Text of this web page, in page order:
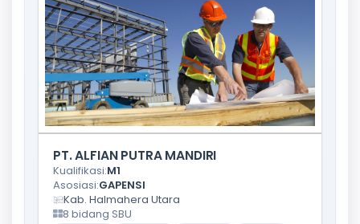
PT. ALFIAN PUTRA MANDIRI
Kualifikasi:M1
Asosiasi:GAPENSI
Kab. Halmahera Utara
8 bidang SBU